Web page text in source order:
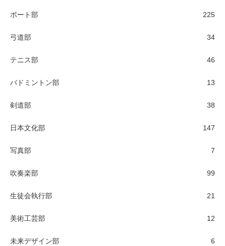
ボート部 225
弓道部 34
テニス部 46
バドミントン部 13
剣道部 38
日本文化部 147
写真部 7
吹奏楽部 99
生徒会執行部 21
美術工芸部 12
未来デザイン部 6